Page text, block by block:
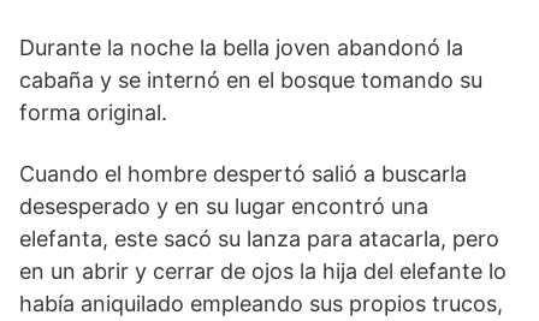
Durante la noche la bella joven abandonó la
cabaña y se internó en el bosque tomando su
forma original.
Cuando el hombre despertó salió a buscarla
desesperado y en su lugar encontró una
elefanta, este sacó su lanza para atacarla, pero
en un abrir y cerrar de ojos la hija del elefante lo
había aniquilado empleando sus propios trucos,